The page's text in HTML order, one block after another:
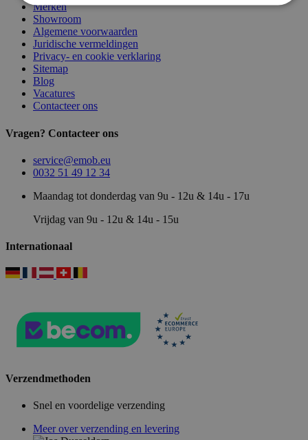
Merken
Showroom
Algemene voorwaarden
Juridische vermeldingen
Privacy- en cookie verklaring
Sitemap
Blog
Vacatures
Contacteer ons
Vragen? Contacteer ons
service@emob.eu
0032 51 49 12 34
Maandag tot donderdag van 9u - 12u & 14u - 17u
Vrijdag van 9u - 12u & 14u - 15u
Internationaal
Verzendmethoden
Snel en voordelige verzending
Meer over verzending en levering